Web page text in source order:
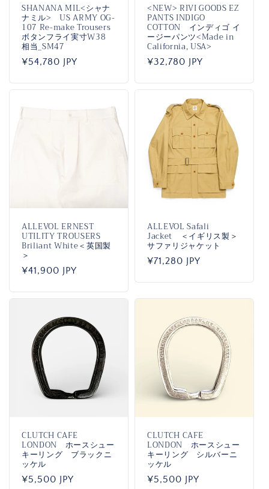
SHANANA MIL<シャナ
ナミル> US ARMY OG-
107 Re-make Trousers
ボタンフライ実寸W38
相当_SM47
通
価
格
¥54,780 JPY
<NEW> RIVI GOODS EZ
PANTS INDIGO
COTTON インディゴ イ
ージーパンツ<Made in
California, USA>
通
価
¥32,780 JPY
ALLEVOL ERNEST
UTILITY TROUSERS
Briliant White＜英国製
＞
通
価
¥41,900 JPY
ALLEVOL Safali
Jacket ＜イギリス製＞
サファリジャケット
通
¥71,280 JPY
CLUTCH CAFE
LONDON ホースシュー
キーリング ブラックニ
ッケル
通
¥5,500 JPY
CLUTCH CAFE
LONDON ホースシュー
キーリング シルバーニ
ッケル
通
¥5,500 JPY